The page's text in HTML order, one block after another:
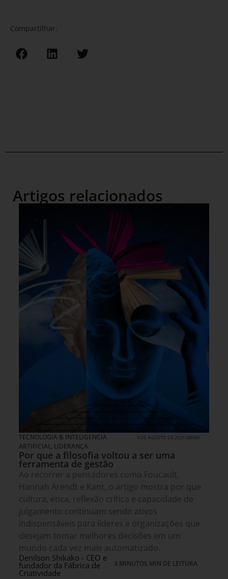
Compartilhar:
Artigos relacionados
TECNOLOGIA & INTELIGENCIA
ARTIFICIAL, LIDERANÇA
9 DE AGOSTO DE 2026 08H00
Por que a filosofia voltou a ser uma
ferramenta de gestão
Ao recorrer a pensadores como Foucault,
Hannah Arendt e Kant, o artigo mostra por que
cultura, ética, reflexão crítica e capacidade de
julgamento continuam sendo ativos
indispensáveis para líderes e organizações que
desejam tomar melhores decisões em um
mundo cada vez mais automatizado.
Denilson Shikako - CEO e
fundador da Fábrica de
Criatividade
3 MINUTOS MIN DE LEITURA